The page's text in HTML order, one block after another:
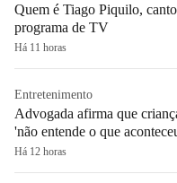
Quem é Tiago Piquilo,
programa de TV
Há 11 horas
Entretenimento
Advogada afirma que
'não entende o que
Há 12 horas